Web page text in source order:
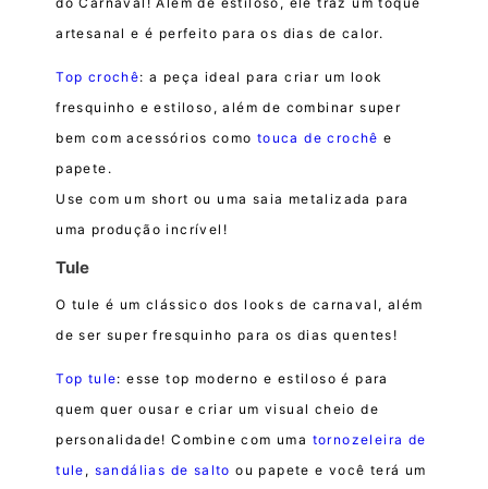
artesanal e é perfeito para os dias de calor.
Top crochê: a peça ideal para criar um look
fresquinho e estiloso, além de combinar super
bem com acessórios como touca de crochê e
papete.
Use com um short ou uma saia metalizada para
uma produção incrível!
Tule
O tule é um clássico dos looks de carnaval, além
de ser super fresquinho para os dias quentes!
Top tule: esse top moderno e estiloso é para
quem quer ousar e criar um visual cheio de
personalidade! Combine com uma tornozeleira de
tule , sandálias de salto ou papete e você terá um